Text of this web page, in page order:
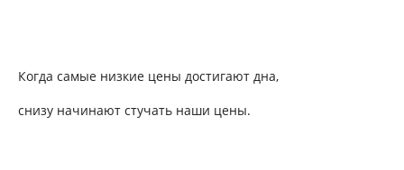
Когда самые низкие цены достигают дна,
снизу начинают стучать наши цены.